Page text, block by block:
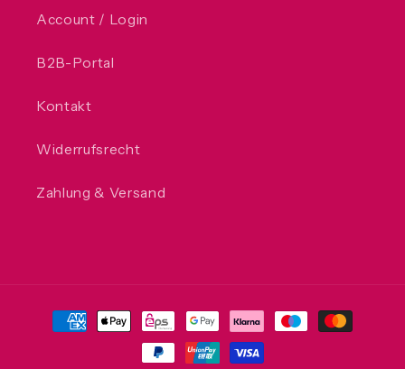
Account / Login
B2B-Portal
Kontakt
Widerrufsrecht
Zahlung & Versand
Zahlungsmethoden